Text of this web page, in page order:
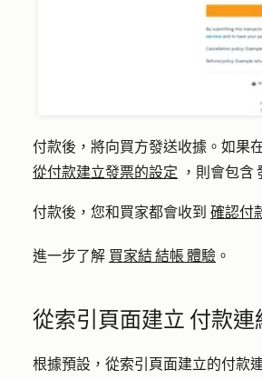
付款後，將向買方發送收據。如果
從付款建立發票的設定 ，則會包含
付款後，您和買家都會收到 確認付
進一步了解 買家結 結帳 體驗 。
從索引頁面建立 付款連
根據預設，從索引頁面建立的付款